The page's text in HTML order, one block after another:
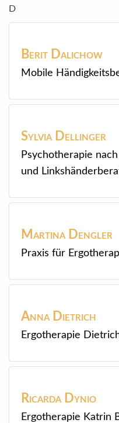
D
Berit Dalichow
Mobile
Sylvia Dellinger
Psychotherapie
und
Martina Dengler
Praxis für
Anna Dietrich
Ergotherapie
Ricarda Dynio
Ergotherapie Katrin